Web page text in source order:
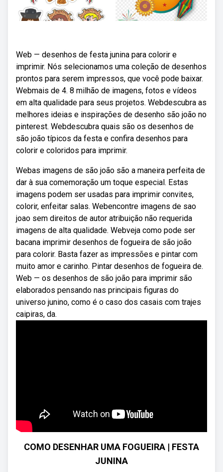
Web — desenhos de festa junina para colorir e
imprimir. Nós selecionamos uma coleção de desenhos
prontos para serem impressos, que você pode baixar.
Webmais de 4. 8 milhão de imagens, fotos e vídeos
em alta qualidade para seus projetos. Webdescubra as
melhores ideias e inspirações de desenho são joão no
pinterest. Webdescubra quais são os desenhos de
são joão típicos da festa e confira desenhos para
colorir e coloridos para imprimir.
Webas imagens de são joão são a maneira perfeita de
dar à sua comemoração um toque especial. Estas
imagens podem ser usadas para imprimir convites,
colorir, enfeitar salas. Webencontre imagens de sao
joao sem direitos de autor atribuição não requerida
imagens de alta qualidade. Webveja como pode ser
bacana imprimir desenhos de fogueira de são joão
para colorir. Basta fazer as impressões e pintar com
muito amor e carinho. Pintar desenhos de fogueira de.
Web — os desenhos de são joão para imprimir são
elaborados pensando nas principais figuras do
universo junino, como é o caso dos casais com trajes
caipiras, da.
COMO DESENHAR UMA FOGUEIRA | FESTA
JUNINA